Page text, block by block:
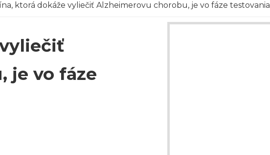
ktorá dokáže vyliečiť Alzheimerovu chorobu, je vo fáze testovania
je vo fáze